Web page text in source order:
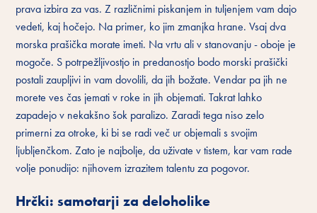
prava izbira za vas. Z različnimi piskanjem in tuljenjem vam dajo
vedeti, kaj hočejo. Na primer, ko jim zmanjka hrane. Vsaj dva
morska prašička morate imeti. Na vrtu ali v stanovanju - oboje je
mogoče. S potrpežljivostjo in predanostjo bodo morski prašički
postali zaupljivi in vam dovolili, da jih božate. Vendar pa jih ne
morete ves čas jemati v roke in jih objemati. Takrat lahko
zapadejo v nekakšno šok paralizo. Zaradi tega niso zelo
primerni za otroke, ki bi se radi več ur objemali s svojim
ljubljenčkom. Zato je najbolje, da uživate v tistem, kar vam rade
volje ponudijo: njihovem izrazitem talentu za pogovor.
Hrčki: samotarji za deloholike